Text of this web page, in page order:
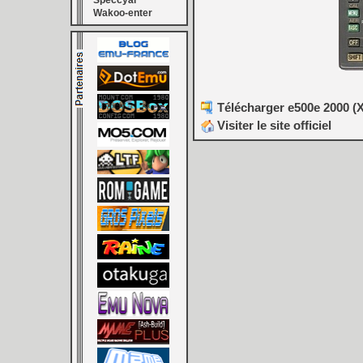
Wakoo-enter
Télécharger e500e 2000
Visiter le site officiel